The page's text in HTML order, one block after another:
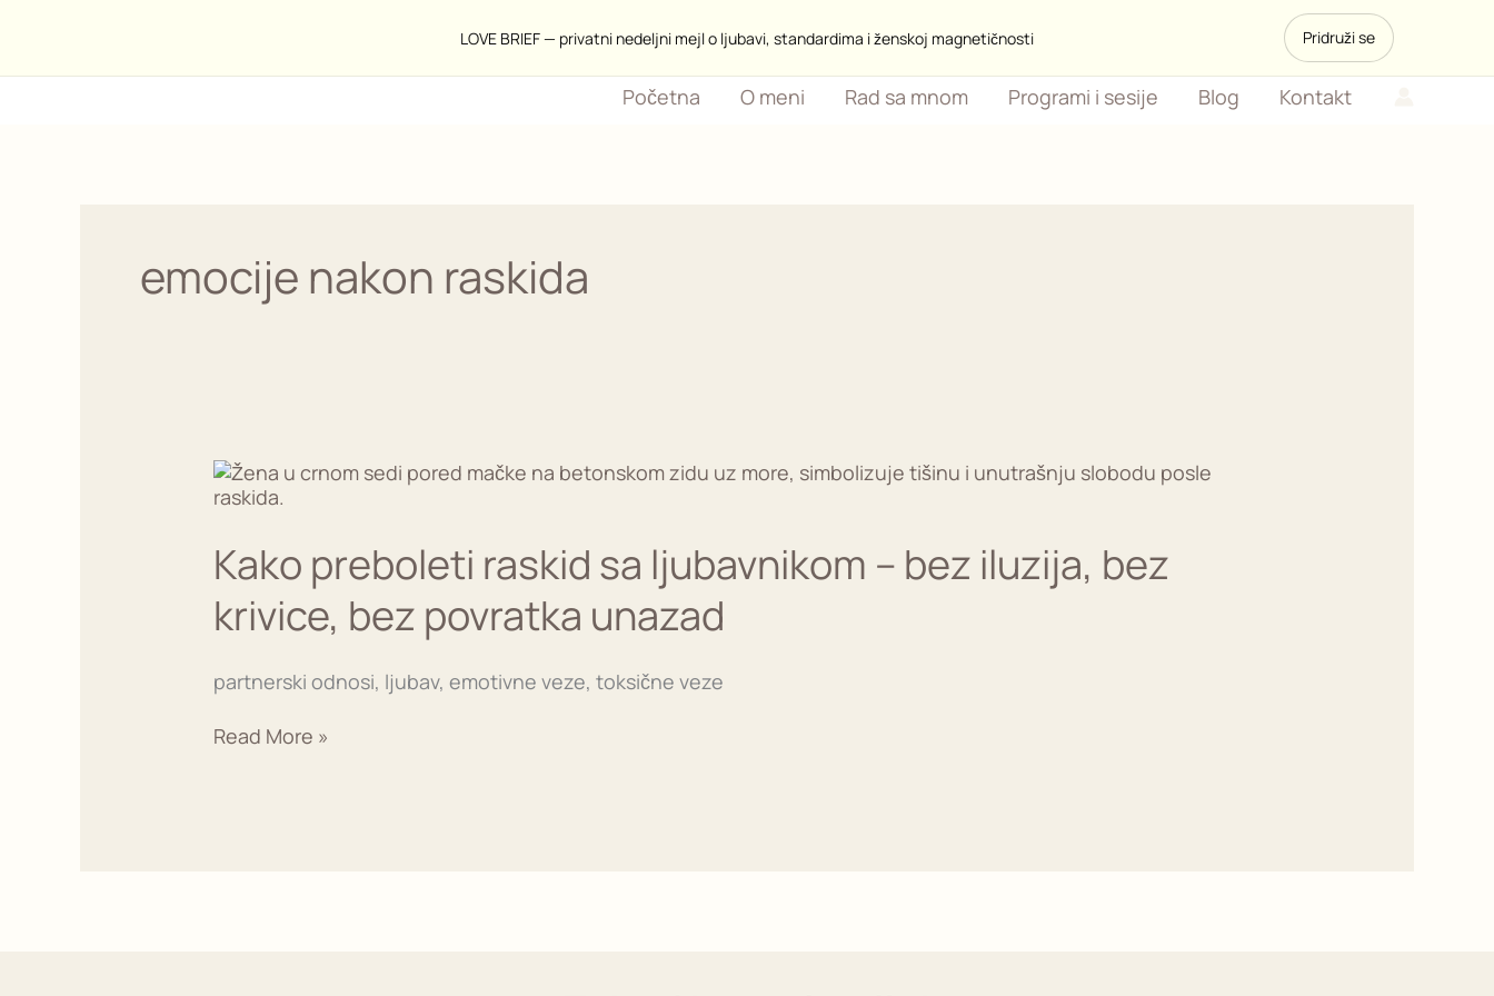
LOVE BRIEF — privatni nedeljni mejl o ljubavi, standardima i ženskoj magnetičnosti Pridruži se
Početna
O meni Rad sa mnom Programi i sesije Blog Kontakt
emocije nakon raskida
Kako preboleti raskid sa ljubavnikom – bez iluzija, bez
krivice, bez povratka unazad
partnerski odnosi, ljubav, emotivne veze, toksične veze
Kako
preboleti
sa
ljubavnikom
bez
krivice,
povratka
Read More »